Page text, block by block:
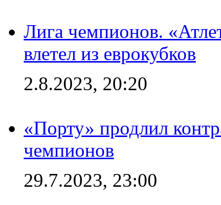
Лига чемпионов.
влетел из еврокубков
2.8.2023, 20:20
«Порту» продлил
чемпионов
29.7.2023, 23:00